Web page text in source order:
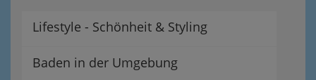
Lifestyle - Schönheit & Styling
Baden in der Umgebung